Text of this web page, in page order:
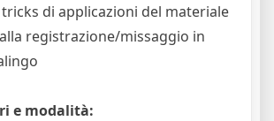
tricks di applicazioni del materiale
registrazione/missaggio in
e modalità: